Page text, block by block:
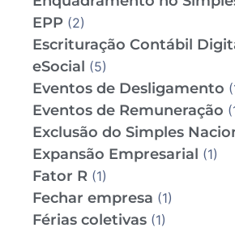
EPP (2)
Escrituração Contábil
eSocial (5)
Eventos de Desligamento
Eventos de Remuneração
Exclusão do Simples
Expansão Empresarial (1)
Fator R (1)
Fechar empresa (1)
Férias coletivas (1)